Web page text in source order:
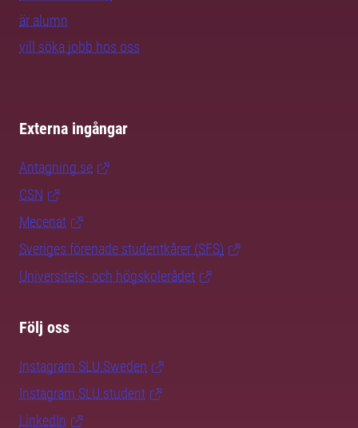
är alumn
vill söka jobb hos oss
Externa ingångar
Antagning.se
CSN
Mecenat
Sveriges förenade studentkårer (SFS)
Universitets- och högskolerådet
Följ oss
Instagram SLU.Sweden
Instagram SLU.student
LinkedIn